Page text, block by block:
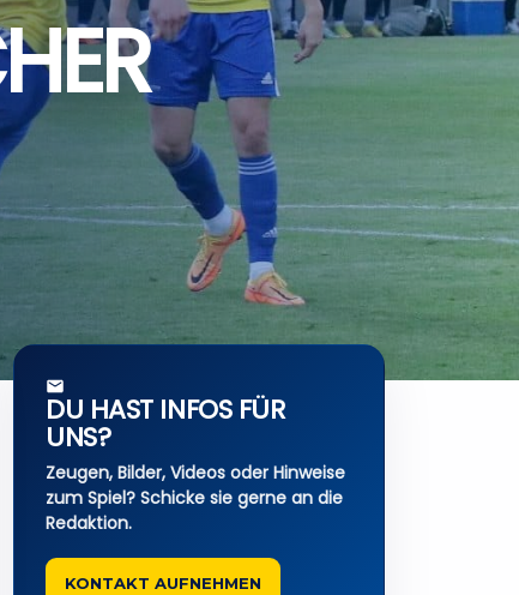
DU HAST INFOS FÜR
UNS?
Zeugen, Bilder, Videos oder Hinweise
zum Spiel? Schicke sie gerne an die
Redaktion.
KONTAKT AUFNEHMEN